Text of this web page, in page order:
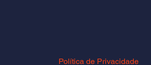
Política de Privacidade